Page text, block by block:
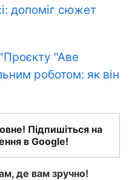
допоміг сюжет
"Аве
роботом: як він
Підпишіться на
в Google!
де вам зручно!